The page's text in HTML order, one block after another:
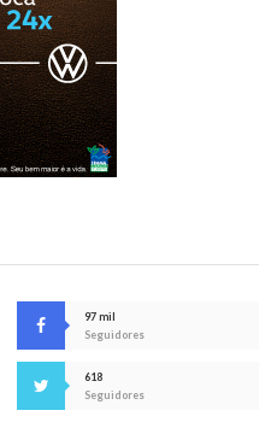
97 mil
Seguidores
618
Seguidores